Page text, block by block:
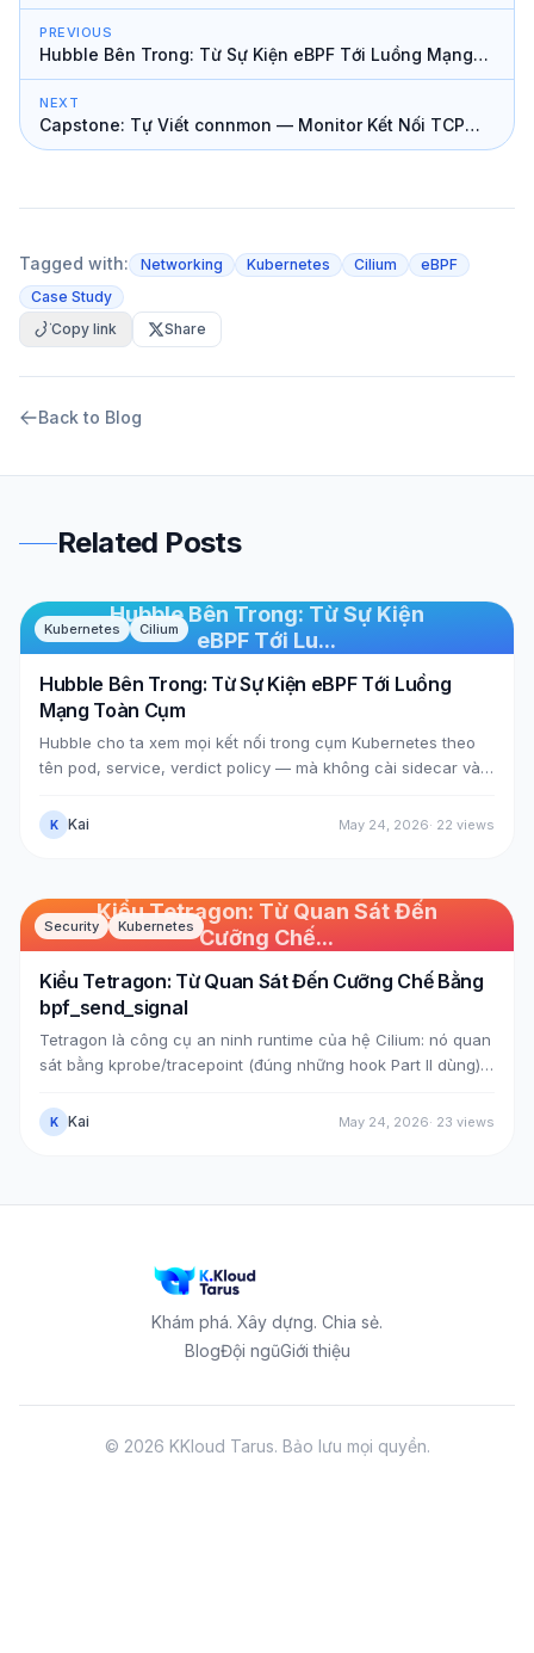
PREVIOUS
Hubble Bên Trong: Từ Sự Kiện eBPF Tới Luồng Mạng
Toàn Cụm
NEXT
Capstone: Tự Viết connmon — Monitor Kết Nối TCP
Toàn Node
Tagged with: Networking Kubernetes Cilium
eBPF
Case Study
Copy link
Share
Back to Blog
Related Posts
Hubble Bên Trong: Từ Sự Kiện
eBPF Tới Lu...
Kubernetes Cilium
Hubble Bên Trong: Từ Sự Kiện eBPF Tới Luồng
Mạng Toàn Cụm
Hubble cho ta xem mọi kết nối trong cụm Kubernetes theo
tên pod, service, verdict policy — mà không cài sidecar vào
chương trình sched_cls ở Bài 12) gọi bpf_perf_event_output
đẩy sự kiện vào một perf ring buffer tên cilium_events;
thành kube-system/coredns — bằng cách tra kho identity-
nhãn. Ta xem cả ba tầng chạy thật.
K Kai May 24, 2026· 22 views
Kiểu Tetragon: Từ Quan Sát Đến
Cưỡng Chế...
Security Kubernetes
Kiểu Tetragon: Từ Quan Sát Đến Cưỡng Chế Bằng
bpf_send_signal
Tetragon là công cụ an ninh runtime của hệ Cilium: nó quan
sát bằng kprobe/tracepoint (đúng những hook Part II dùng)
nó là hai helper — bpf_send_signal gửi SIGKILL giết tiến
trình, và bpf_override_return ghi đè giá trị trả về syscall. Bài
K Kai May 24, 2026· 23 views
Khám phá. Xây dựng. Chia sẻ.
BlogĐội ngũGiới thiệu
© 2026 KKloud Tarus. Bảo lưu mọi quyền.